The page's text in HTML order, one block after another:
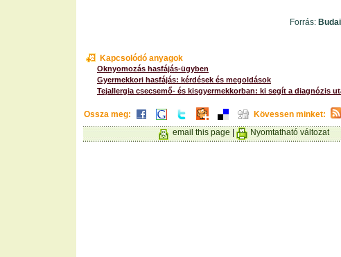
Forrás:
Kapcsolódó anyagok
Oknyomozás hasfájás-ügyben
Gyermekkori hasfájás: kérdések és megoldások
Tejallergia csecsemő- és kisgyermekkorban: ki segít a diagnózis
Ossza meg:
Kövessen minket:
email this page
Nyomtatható változat